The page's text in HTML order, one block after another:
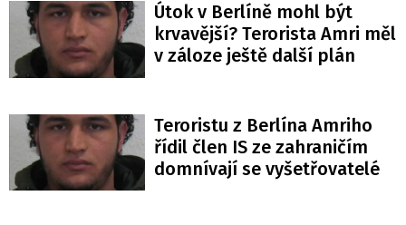
Útok v Berlíně mohl být
krvavější? Terorista Amri měl
v záloze ještě další plán
Teroristu z Berlína Amriho
řídil člen IS ze zahraničím
domnívají se vyšetřovatelé